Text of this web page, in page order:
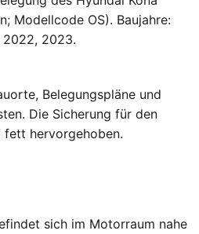
Modellcode OS). Baujahre:
2022, 2023.
Belegungspläne und
Die Sicherung für den
fett hervorgehoben.
sich im Motorraum nahe